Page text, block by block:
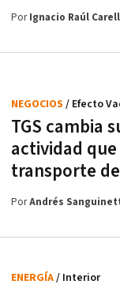
PorIgnacio Raúl
TGS cambia
actividad
transporte
NEGOCIOS / Efecto
PorAndrés
ENERGÍA/ Interior